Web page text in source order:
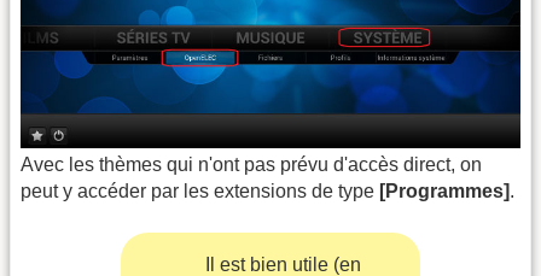
Avec les thèmes qui n'ont pas prévu d'accès direct, on
peut y accéder par les extensions de type [Programmes].
Il est bien utile (en